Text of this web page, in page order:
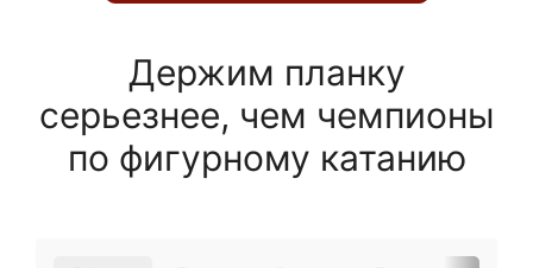
Держим планку
серьезнее, чем чемпионы
по фигурному катанию